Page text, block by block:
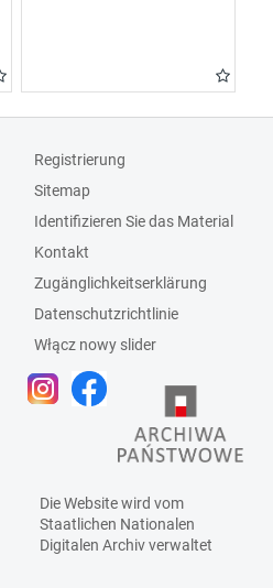
Türbekleidung;
Schlagleiste;Fenst
ersprosse
Registrierung
Sitemap
Identifizieren Sie das Material
Kontakt
Zugänglichkeitserklärung
Datenschutzrichtlinie
Włącz nowy slider
Die Website wird vom
Staatlichen Nationalen
Digitalen Archivverwaltet